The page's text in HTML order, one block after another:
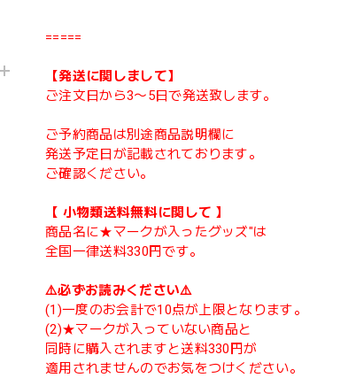
=====
【発送に関しまして】
ご注文日から3〜5日で発送致します。
ご予約商品は別途商品説明欄に
発送予定日が記載されております。
ご確認ください。
【 小物類送料無料に関して 】
商品名に★マークが入ったグッズ"は
全国一律送料330円です。
⚠️必ずお読みください⚠️
(1)一度のお会計で10点が上限となります。
(2)★マークが入っていない商品と
同時に購入されますと送料330円が
適用されませんのでお気をつけください。